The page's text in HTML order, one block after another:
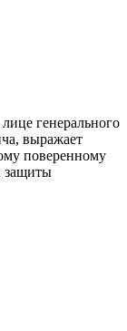
генерального
выражает
поверенному
защиты